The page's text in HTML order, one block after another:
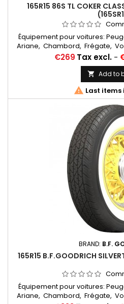
165R15 86S TL COKER
Équipement pour voitures:
Ariane, Chambord, Frégate,
conseillée: 145/155/165/500/560/
OBLIQUE CAOUTCHOUC
165R15, 165SR15, 165/80R15,
165 15, 165*15, 165-380,
Price
€269 Tax excl. -
 Add to
 Last items
BRAND: B.F.
165R15 B.F.GOODRICH
Équipement pour voitures:
Ariane, Chambord, Frégate,